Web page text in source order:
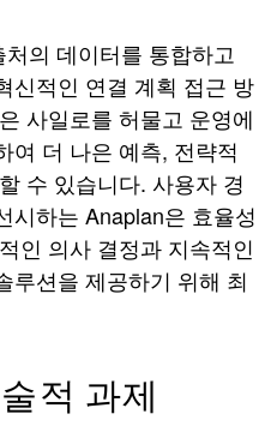
의 데이터를 통합하고
신적인 연결 계획 접근 방
사일로를 허물고 운영에
여 더 나은 예측, 전략적
수 있습니다. 사용자 경
시하는 Anaplan은 효율성
인 의사 결정과 지속적인
루션을 제공하기 위해 최
적 과제